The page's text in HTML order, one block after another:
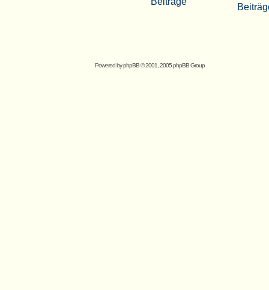
Powered byphpBB© 2001, 2005 phpBB Group